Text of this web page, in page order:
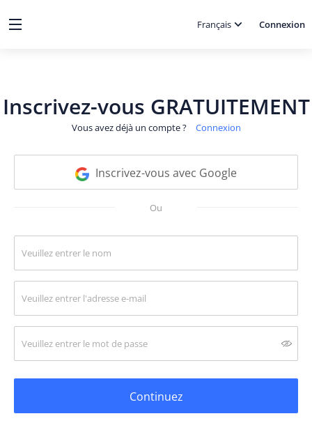
Français Connexion
Inscrivez-vous GRATUITEMENT
Vous avez déjà un compte ? Connexion
Inscrivez-vous avec Google
Ou
Continuez